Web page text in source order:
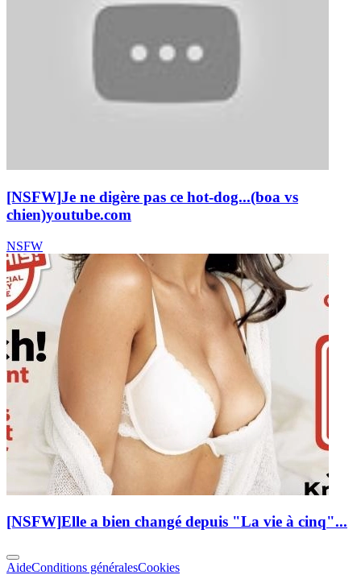
[NSFW]Je ne digère pas ce hot-dog...(boa vs
chien)youtube.com
NSFW
[NSFW]Elle a bien changé depuis "La vie à cinq"...
AideConditions généralesCookies